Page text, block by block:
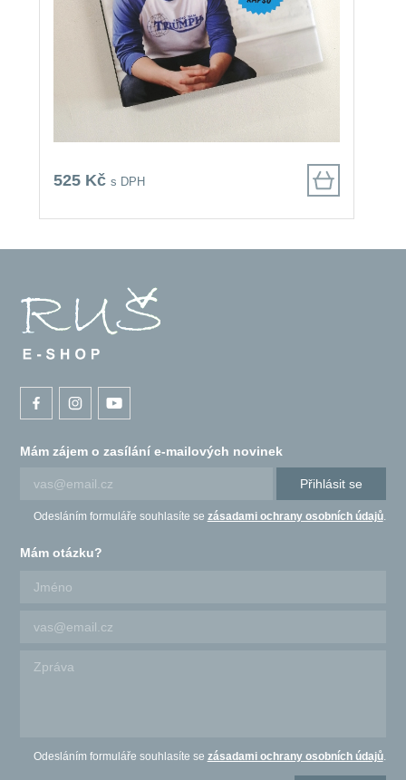
525 Kč s DPH
Mám zájem o zasílání e-mailových novinek
Přihlásit se
Odesláním formuláře souhlasíte se zásadami ochrany osobních údajů.
Mám otázku?
Odesláním formuláře souhlasíte se zásadami ochrany osobních údajů.